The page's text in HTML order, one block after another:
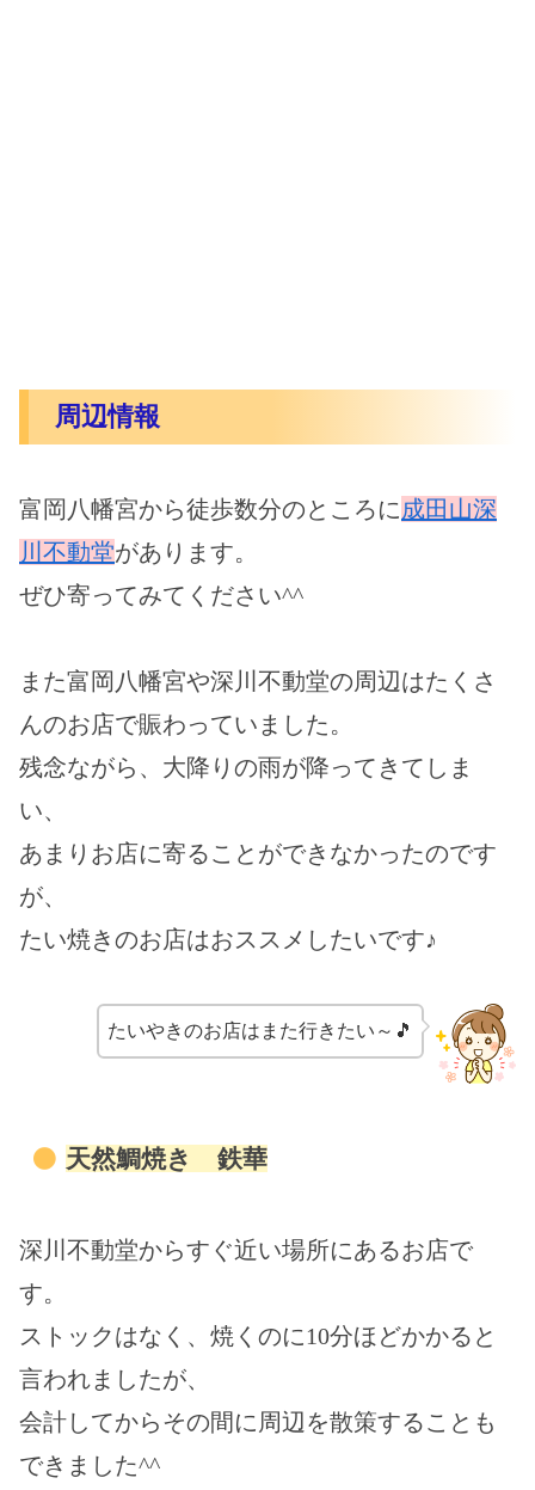
周辺情報
富岡八幡宮から徒歩数分のところに成田山深
川不動堂があります。
ぜひ寄ってみてください^^
また富岡八幡宮や深川不動堂の周辺はたくさ
んのお店で賑わっていました。
残念ながら、大降りの雨が降ってきてしま
い、
あまりお店に寄ることができなかったのです
が、
たい焼きのお店はおススメしたいです♪
たいやきのお店はまた行きたい～🎵
天然鯛焼き 鉄華
深川不動堂からすぐ近い場所にあるお店で
す。
ストックはなく、焼くのに10分ほどかかると
言われましたが、
会計してからその間に周辺を散策することも
できました^^